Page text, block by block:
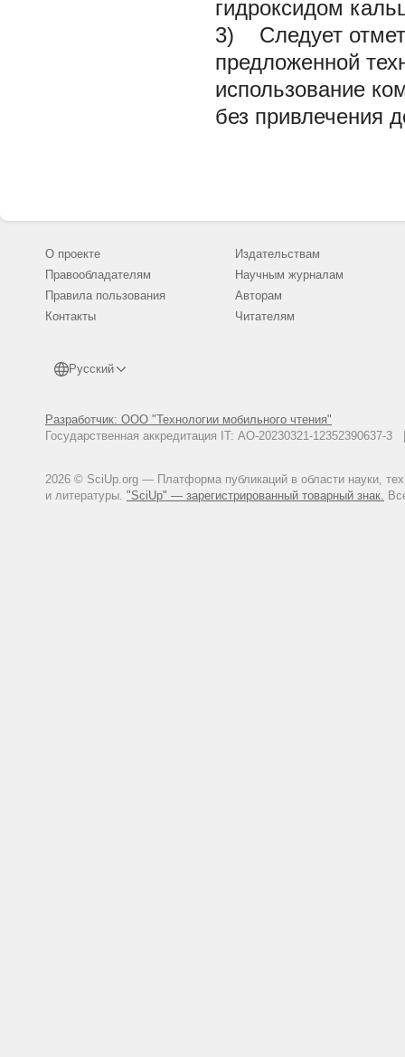
гидроксидом
3) Следует
предложенной
использование
без привлечения
О проекте
Правообладателям
Правила пользования
Контакты
Русский
Разработчик: ООО "Технологии мобильного чтения"
Государственная аккредитация IT: АО-20230321-
2026 © SciUp.org — Платформа публикаций в области науки,
и литературы. "SciUp" — зарегистрированный товарный знак.
Издательствам
Научным журналам
Авторам
Читателям